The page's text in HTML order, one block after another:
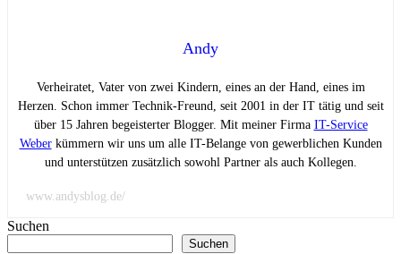
Andy
Verheiratet, Vater von zwei Kindern, eines an der Hand, eines im
Herzen. Schon immer Technik-Freund, seit 2001 in der IT tätig und seit
über 15 Jahren begeisterter Blogger. Mit meiner Firma IT-Service
Weberkümmern wir uns um alle IT-Belange von gewerblichen Kunden
und unterstützen zusätzlich sowohl Partner als auch Kollegen.
www.andysblog.de/
Suchen
Suchen